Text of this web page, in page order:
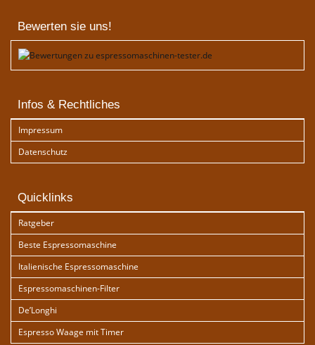
Bewerten sie uns!
Infos & Rechtliches
Impressum
Datenschutz
Quicklinks
Ratgeber
Beste Espressomaschine
Italienische Espressomaschine
Espressomaschinen-Filter
De’Longhi
Espresso Waage mit Timer